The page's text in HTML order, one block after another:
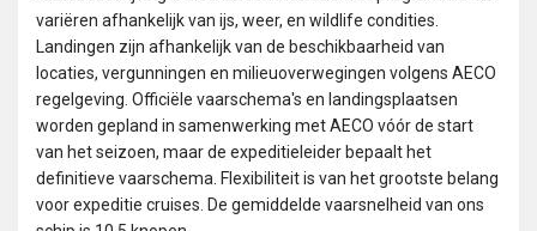
variëren afhankelijk van ijs, weer, en wildlife condities.
Landingen zijn afhankelijk van de beschikbaarheid van
locaties, vergunningen en milieuoverwegingen volgens AECO
regelgeving. Officiële vaarschema's en landingsplaatsen
worden gepland in samenwerking met AECO vóór de start
van het seizoen, maar de expeditieleider bepaalt het
definitieve vaarschema. Flexibiliteit is van het grootste belang
voor expeditie cruises. De gemiddelde vaarsnelheid van ons